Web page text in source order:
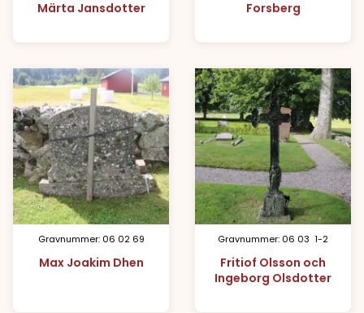
Märta Jansdotter
Forsberg
Gravnummer: 06 02 69
Max Joakim Dhen
Gravnummer: 06 03 1-2
Fritiof Olsson och
Ingeborg Olsdotter